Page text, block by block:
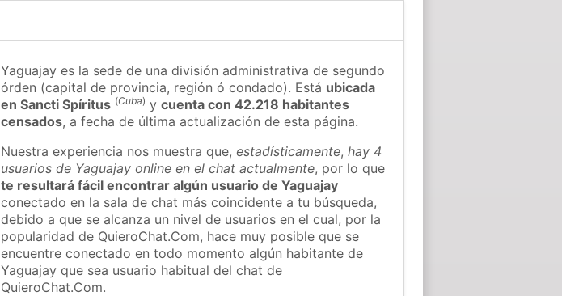
Yaguajay es la sede de una división administrativa de segundo
órden (capital de provincia, región ó condado). Está ubicada
en Sancti Spíritus (Cuba) ycuenta con 42.218 habitantes
censados, a fecha de última actualización de esta página.
Nuestra experiencia nos muestra que,estadísticamente,hay 4
usuarios de Yaguajay online en el chat actualmente, por lo que
te resultará fácil encontrar algún usuario de Yaguajay
conectado en la sala de chat más coincidente a tu búsqueda,
debido a que se alcanza un nivel de usuarios en el cual, por la
popularidad de QuieroChat.Com, hace muy posible que se
encuentre conectado en todo momento algún habitante de
Yaguajay que sea usuario habitual del chat de
QuieroChat.Com.